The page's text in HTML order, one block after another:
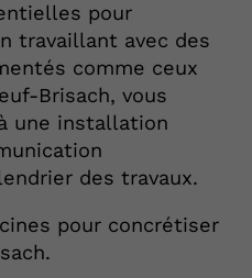
pour
travaillant avec des
comme ceux
Brisach, vous
une installation
des travaux.
pour concrétiser